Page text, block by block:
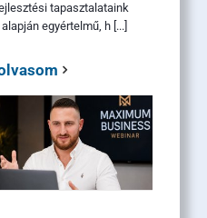
tapasztalataink
egyértelmű, h [...]